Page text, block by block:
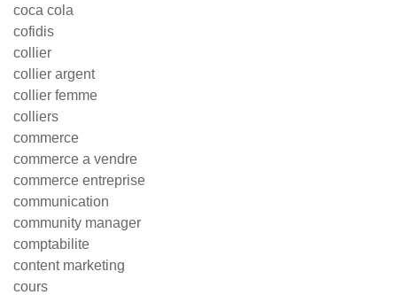
coca cola
cofidis
collier
collier argent
collier femme
colliers
commerce
commerce a vendre
commerce entreprise
communication
community manager
comptabilite
content marketing
cours